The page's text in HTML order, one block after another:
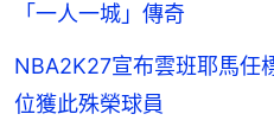
「一人一城」傳奇
NBA2K27宣布雲班耶馬
位獲此殊榮球員